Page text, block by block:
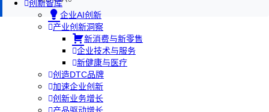
创新智库
企业AI创新
产业创新洞察
新消费与新零售
企业技术与服务
新健康与医疗
创造DTC品牌
加速企业创新
创新业务增长